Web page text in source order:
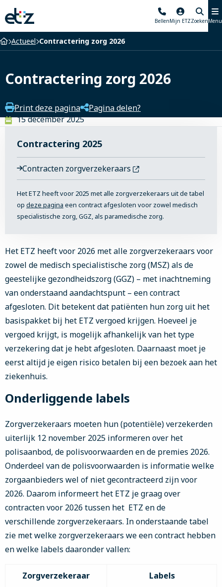
Elisabeth-
TweeSteden
Ziekenhuis
BellenMijn ETZZoekenMenu
Home
Actueel Contractering zorg 2026
Contractering zorg 2026
Print deze pagina
Pagina delen?
15 december 2025
Contractering 2025
Contracten zorgverzekeraars
Het ETZ heeft voor 2025 met alle zorgverzekeraars uit de tabel
op deze pagina een contract afgesloten voor zowel medisch
specialistische zorg, GGZ, als paramedische zorg.
Het ETZ heeft voor 2026 met alle zorgverzekeraars voor
zowel de medisch specialistische zorg (MSZ) als de
geestelijke gezondheidszorg (GGZ) – met inachtneming
van onderstaand aandachtspunt – een contract
afgesloten. Dit betekent dat patiënten hun zorg uit het
basispakket bij het ETZ vergoed krijgen. Hoeveel je
vergoed krijgt, is mogelijk afhankelijk van het type
verzekering dat je hebt afgesloten. Daarnaast moet je
eerst altijd je eigen risico betalen bij een bezoek aan het
ziekenhuis.
Onderliggende labels
Zorgverzekeraars moeten hun (potentiële) verzekerden
uiterlijk 12 november 2025 informeren over het
polisaanbod, de polisvoorwaarden en de premies 2026.
Onderdeel van de polisvoorwaarden is informatie welke
zorgaanbieders wel of niet gecontracteerd zijn voor
2026. Daarom informeert het ETZ je graag over
contracten voor 2026 tussen het ETZ en de
verschillende zorgverzekeraars. In onderstaande tabel
zie met welke zorgverzekeraars we een contract hebben
en welke labels daaronder vallen:
Zorgverzekeraar Labels